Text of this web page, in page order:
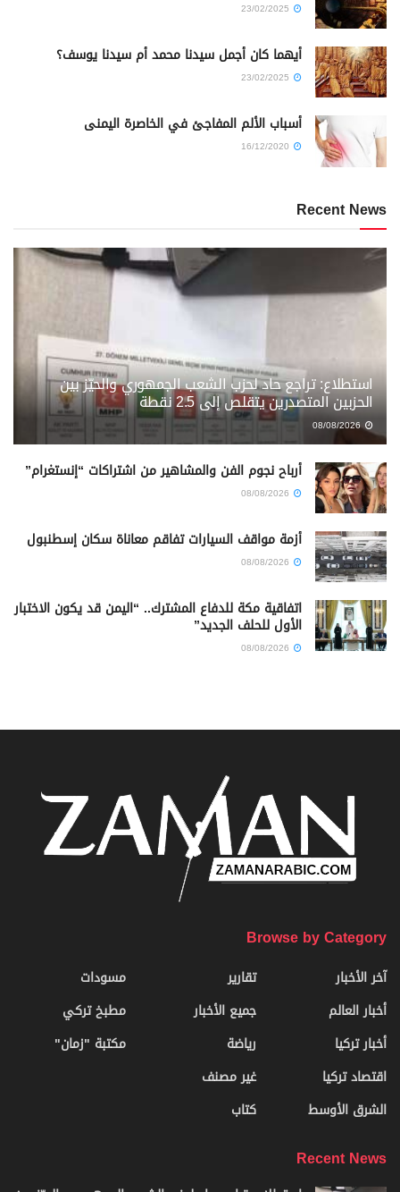
أيهما كان أجمل سيدنا محمد أم سيدنا يوسف؟
أسباب الألم المفاجئ في الخاصرة اليمنى
Recent News
استطلاع: تراجع حاد لحزب الشعب الجمهوري والحيّز بين
الحزبين المتصدرين يتقلص إلى 2.5 نقطة
08/08/2026
أرباح نجوم الفن والمشاهير من اشتراكات “إنستغرام”
أزمة مواقف السيارات تفاقم معاناة سكان إسطنبول
اتفاقية مكة للدفاع المشترك.. “اليمن قد يكون الاختبار
الأول للحلف الجديد”
Browse by Category
آخر الأخبار
أخبار العالم
أخبار تركيا
اقتصاد تركيا
الشرق الأوسط
تقارير
جميع الأخبار
رياضة
غير مصنف
كتاب
مسودات
مطبخ تركي
مكتبة "زمان"
Recent News